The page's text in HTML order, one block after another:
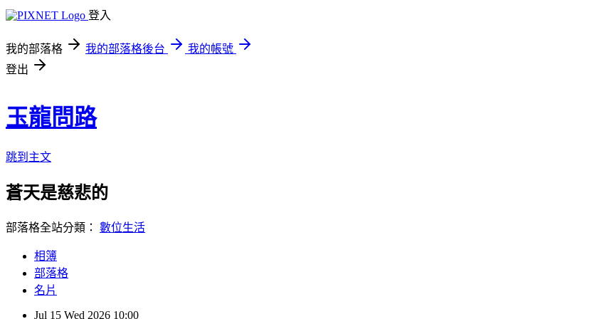
登入
我的部落格 我的部落格後台
我的帳號
登出
玉龍問路
跳到主文
蒼天是慈悲的
部落格全站分類： 數位生活
相簿
部落格
名片
Jul 15 Wed 2026 10:00